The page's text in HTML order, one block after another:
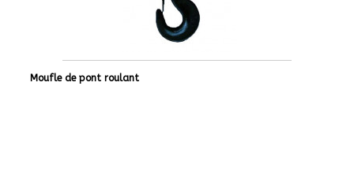
Moufle de pont roulant